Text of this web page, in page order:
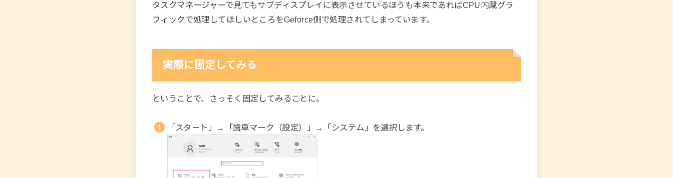
タスクマネージャーで見てもサブディスプレイに表示させているほうも本来であればCPU内蔵グラ
フィックで処理してほしいところをGeforce側で処理されてしまっています。
実際に固定してみる
ということで、さっそく固定してみることに。
「スタート」→「歯車マーク（設定）」→「システム」を選択します。